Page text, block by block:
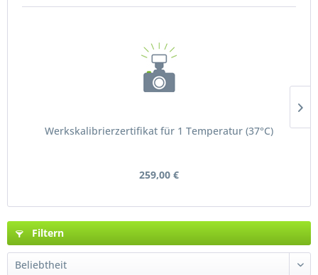
Werkskalibrierzertifikat für 1 Temperatur (37°C)
259,00 €
Filtern